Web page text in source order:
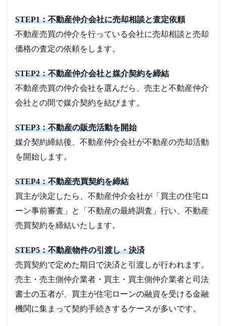
STEP1：不動産仲介会社に売却相談と査定依頼
不動産売買の仲介を行っている会社に売却相談と売却
価格の査定の依頼をします。
STEP2：不動産仲介会社と媒介契約を締結
不動産売買の仲介会社を選んだら、売主と不動産仲介
会社との間で媒介契約を結びます。
STEP3：不動産の販売活動を開始
媒介契約締結後、不動産仲介会社が不動産の売却活動
を開始します。
STEP4：不動産売買契約を締結
買主が決定したら、不動産仲介会社が「買主の住宅ロ
ーン事前審査」と「不動産の最終調査」行い、不動産
売買契約を締結いたします。
STEP5：不動産物件の引渡し・決済
売買契約で定めた期日で決済と引渡しが行われます。
売主・売主側仲介業者・買主・買主側仲介業者と司法
書士の五者が、買主が住宅ローンの融資を受ける金融
機関に集まって契約手続きするケースが多いです。